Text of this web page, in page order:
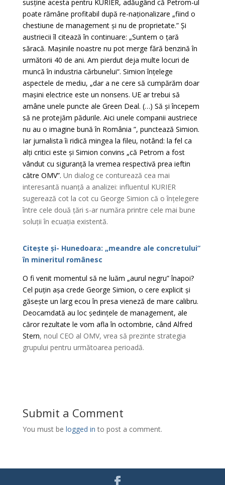
susține acesta pentru KURIER, adăugând că Petrom-ul
poate rămâne profitabil după re-naționalizare „fiind o
chestiune de management și nu de proprietate.” Și
austriecii îl citează în continuare: „Suntem o țară
săracă. Mașinile noastre nu pot merge fără benzină în
următorii 40 de ani. Am pierdut deja multe locuri de
muncă în industria cărbunelui“. Simion înțelege
aspectele de mediu, „dar a ne cere să cumpărăm doar
mașini electrice este un nonsens. UE ar trebui să
amâne unele puncte ale Green Deal. (…) Să și începem
să ne protejăm pădurile. Aici unele companii austriece
nu au o imagine bună în România ”, punctează Simion.
Iar jurnalista îi ridică mingea la fileu, notând: la fel ca
alți critici este și Simion convins „că Petrom a fost
vândut cu siguranță la vremea respectivă prea ieftin
către OMV”. Un dialog ce conturează cea mai
interesantă nuanță a analizei: influentul KURIER
sugerează cot la cot cu George Simion că o înțelegere
între cele două țări s-ar număra printre cele mai bune
soluții în ecuația existentă.
Citește și- Hunedoara: „meandre ale concretului”
în mineritul românesc
O fi venit momentul să ne luăm „aurul negru” înapoi?
Cel puțin așa crede George Simion, o cere explicit și
găsește un larg ecou în presa vieneză de mare calibru.
Deocamdată au loc ședințele de management, ale
căror rezultate le vom afla în octombrie, când Alfred
Stern, noul CEO al OMV, vrea să prezinte strategia
grupului pentru următoarea perioadă.
Submit a Comment
You must be logged in to post a comment.